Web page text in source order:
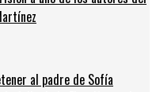
al padre de Sofía